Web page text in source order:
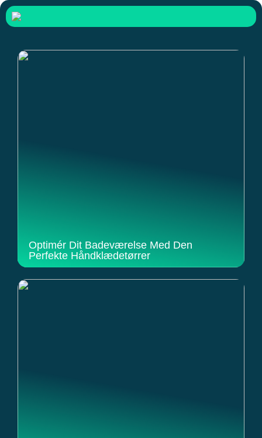
Optimér Dit Badeværelse Med Den
Perfekte Håndklædetørrer